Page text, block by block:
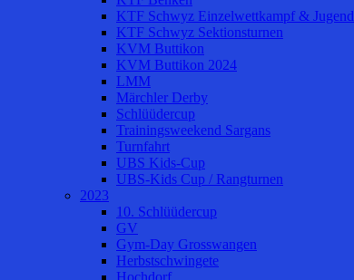
KTF Schwyz Einzelwettkampf & Jugend
KTF Schwyz Sektionsturnen
KVM Buttikon
KVM Buttikon 2024
LMM
Märchler Derby
Schlüüdercup
Trainingsweekend Sargans
Turnfahrt
UBS Kids-Cup
UBS-Kids Cup / Rangturnen
2023
10. Schlüüdercup
GV
Gym-Day Grosswangen
Herbstschwingete
Hochdorf